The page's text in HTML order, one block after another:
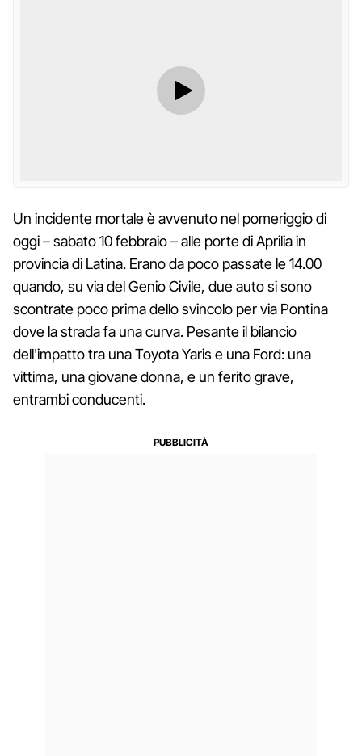
Un incidente mortale è avvenuto nel pomeriggio di
oggi – sabato 10 febbraio – alle porte di Aprilia in
provincia di Latina. Erano da poco passate le 14.00
quando, su via del Genio Civile, due auto si sono
scontrate poco prima dello svincolo per via Pontina
dove la strada fa una curva. Pesante il bilancio
dell'impatto tra una Toyota Yaris e una Ford: una
vittima, una giovane donna, e un ferito grave,
entrambi conducenti.